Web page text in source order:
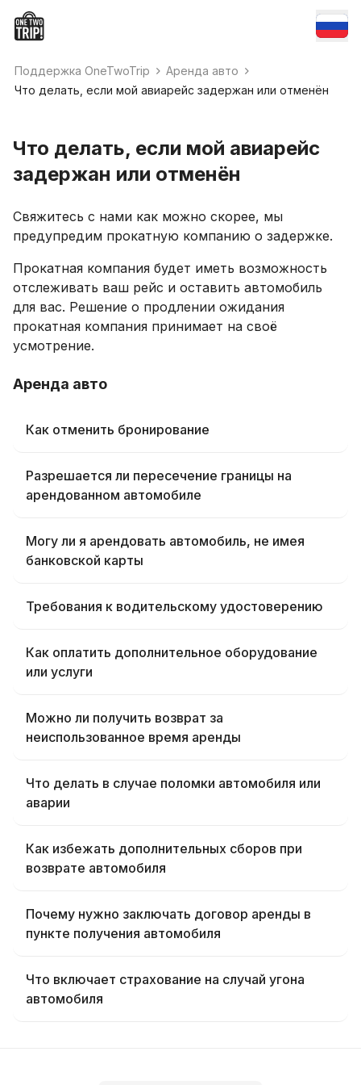
Поддержка OneTwoTrip
Аренда авто
Что делать, если мой авиарейс задержан или отменён
Что делать, если мой авиарейс
задержан или отменён
Свяжитесь с нами как можно скорее, мы
предупредим прокатную компанию о задержке.
Прокатная компания будет иметь возможность
отслеживать ваш рейс и оставить автомобиль
для вас. Решение о продлении ожидания
прокатная компания принимает на своё
усмотрение.
Аренда авто
Как отменить бронирование
Разрешается ли пересечение границы на
арендованном автомобиле
Могу ли я арендовать автомобиль, не имея
банковской карты
Требования к водительскому удостоверению
Как оплатить дополнительное оборудование
или услуги
Можно ли получить возврат за
неиспользованное время аренды
Что делать в случае поломки автомобиля или
аварии
Как избежать дополнительных сборов при
возврате автомобиля
Почему нужно заключать договор аренды в
пункте получения автомобиля
Что включает страхование на случай угона
автомобиля